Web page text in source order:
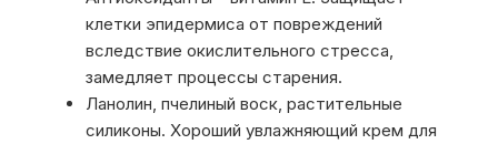
клетки эпидермиса от повреждений
вследствие окислительного стресса,
замедляет процессы старения.
Ланолин, пчелиный воск, растительные
силиконы. Хороший увлажняющий крем для